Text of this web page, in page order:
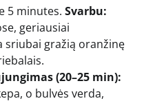
5 minutes. Svarbu:
geriausiai
sriubai gražią oranžinę
(20–25 min):
o bulvės verda,